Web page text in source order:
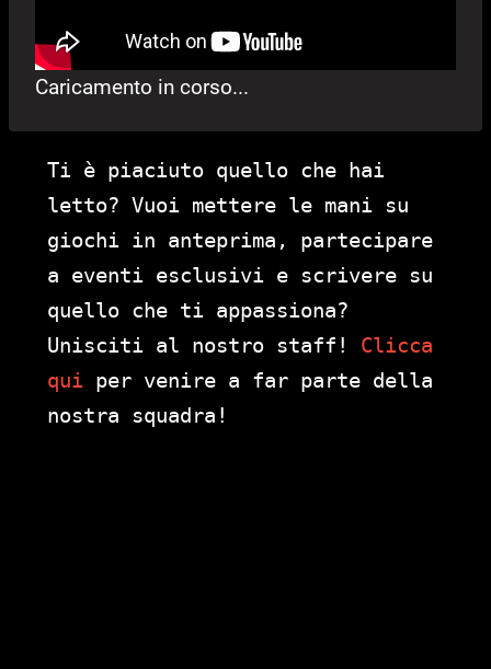
Caricamento in corso...
Ti è piaciuto quello che hai
letto? Vuoi mettere le mani su
giochi in anteprima, partecipare
a eventi esclusivi e scrivere su
quello che ti appassiona?
Unisciti al nostro staff! Clicca
qui per venire a far parte della
nostra squadra!